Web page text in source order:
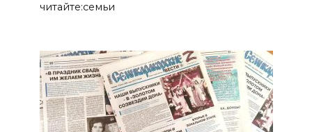
читайте:семьи